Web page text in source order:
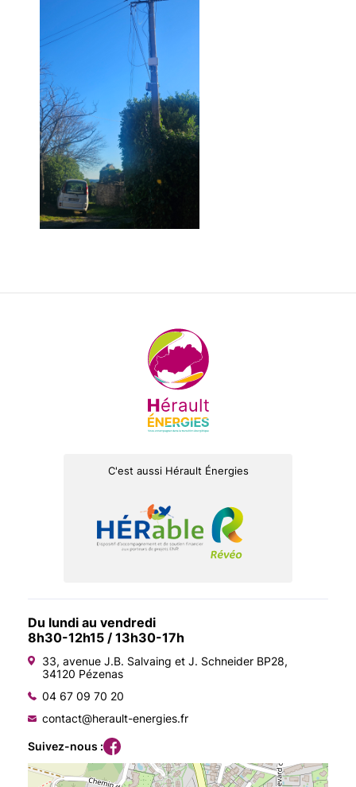
C'est aussi Hérault Énergies
Du lundi au vendredi
8h30-12h15 / 13h30-17h
33, avenue J.B. Salvaing et J. Schneider BP28,
34120 Pézenas
04 67 09 70 20
contact@herault-energies.fr
Suivez-nous :